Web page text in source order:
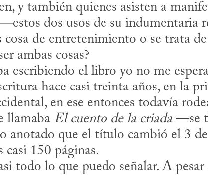
y también quienes asisten a
dos usos de su indumentaria
de entretenimiento o se trata
ambas cosas?
en ese entonces todavía
lla­maba El cuento de la criada —se
anotado que el título cambió el 3
casi 150 páginas.